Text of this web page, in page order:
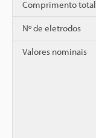
Comprimento total
Nº de eletrodos
Valores nominais